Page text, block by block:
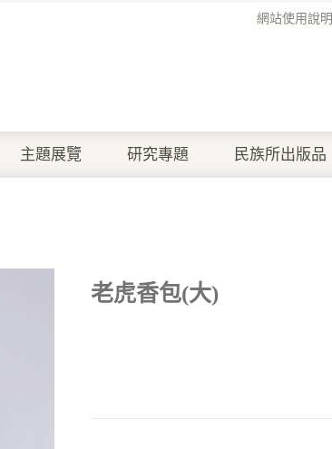
網站使用說明
主題展覽 研究專題 民族所出版品
老虎香包(大)